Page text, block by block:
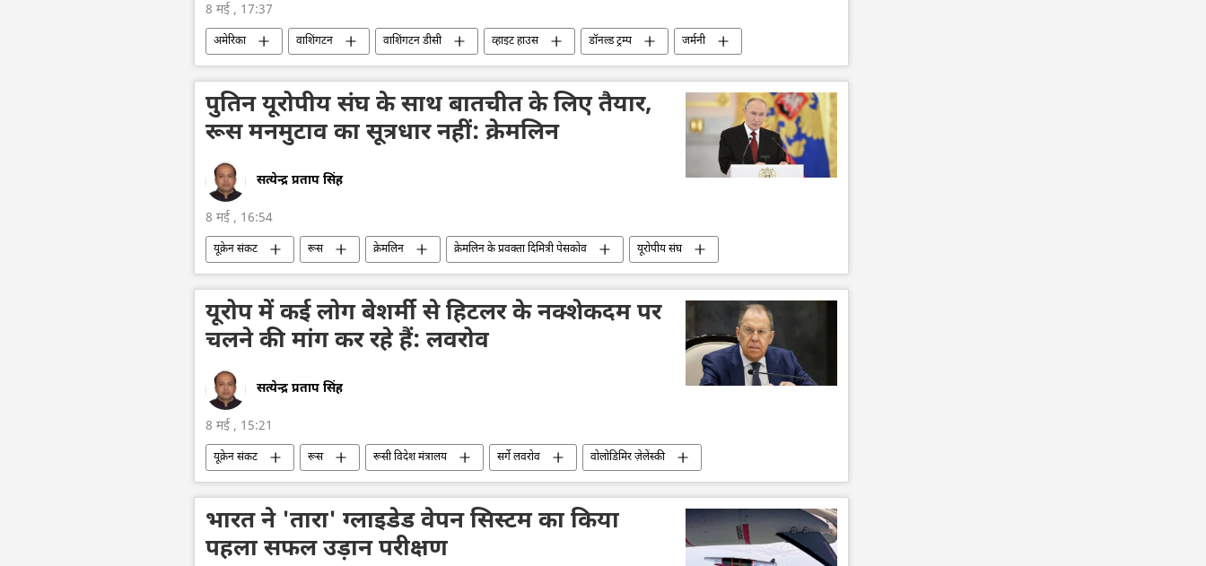
8 मई , 17:37
अमेरिका वाशिंगटन वाशिंगटन डीसी व्हाइट हाउस डॉनल्ड ट्रम्प
जर्मनी
मिसाइल विध्वंसक
यूरोप यूरोपीय संघ द्विपक्षीय रिश्ते
ईरान
अमेरिका-इजराइल-ईरान युद्ध
हिंद-प्रशांत क्षेत्र प्रशांत महासागर Sputnik मान्यता
पुतिन यूरोपीय संघ के साथ बातचीत के लिए तैयार,
रूस मनमुटाव का सूत्रधार नहीं: क्रेमलिन
सत्येन्द्र प्रताप सिंह
8 मई , 16:54
यूक्रेन संकट रूस क्रेमलिन क्रेमलिन के प्रवक्ता दिमित्री पेसकोव
यूरोपीय संघ
खेल
ओलिंपिक खेल प्रतिबंध रेड स्क्वायर
रूस की विजय दिवस परेड
रूस में विजय दिवस
यूक्रेन
यूरोप में कई लोग बेशर्मी से हिटलर के नक्शेकदम पर
चलने की मांग कर रहे हैं: लवरोव
सत्येन्द्र प्रताप सिंह
8 मई , 15:21
यूक्रेन संकट रूस रूसी विदेश मंत्रालय सर्गे लवरोव
वोलोडिमिर ज़ेलेंस्की
हथियारों की आपूर्ति
नाज़ी जर्मनी यूक्रेन यूरोप एडोल्फ़ हिटलर
भारत ने 'तारा' ग्लाइडेड वेपन सिस्टम का किया
पहला सफल उड़ान परीक्षण